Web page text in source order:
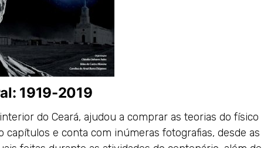
1919-2019
do Ceará, ajudou a comprar as teorias do físico
e conta com inúmeras fotografias, desde as